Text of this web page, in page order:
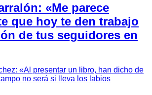
«Me parece
que hoy te den trabajo
de tus seguidores en